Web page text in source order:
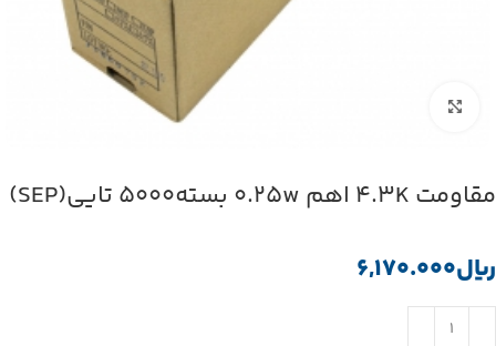
مقاومت 4.3K اهم 0.25w بسته5000 تایی(SEP)
﷼